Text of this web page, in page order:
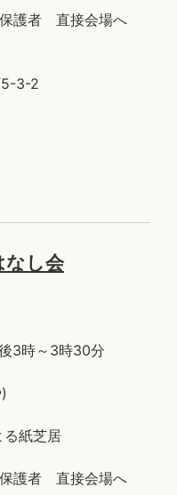
護者 直接会場へ
5-3-2
なし会
3時～3時30分
る紙芝居
護者 直接会場へ